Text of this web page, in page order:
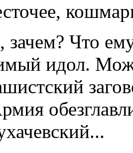
зачем? Что
идол.